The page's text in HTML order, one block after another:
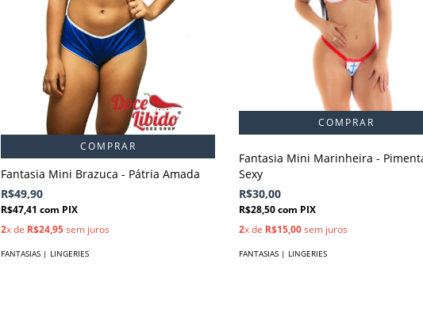
COMPRAR
Fantasia Mini Brazuca - Pátria Amada
R$49,90
R$47,41 com PIX
2x de R$24,95sem juros
FANTASIAS | LINGERIES
Fantasia Mini Marinheira -
Sexy
R$30,00
R$28,50com PIX
2x de R$15,00sem juros
FANTASIAS | LINGERIES